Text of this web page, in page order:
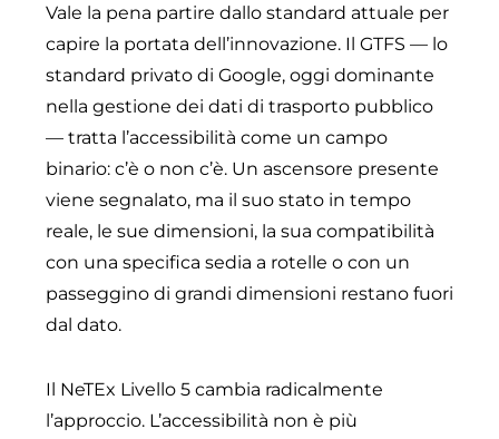
Vale la pena partire dallo standard attuale per
capire la portata dell’innovazione. Il GTFS — lo
standard privato di Google, oggi dominante
nella gestione dei dati di trasporto pubblico
— tratta l’accessibilità come un campo
binario: c’è o non c’è. Un ascensore presente
viene segnalato, ma il suo stato in tempo
reale, le sue dimensioni, la sua compatibilità
con una specifica sedia a rotelle o con un
passeggino di grandi dimensioni restano fuori
dal dato.
Il NeTEx Livello 5 cambia radicalmente
l’approccio. L’accessibilità non è più